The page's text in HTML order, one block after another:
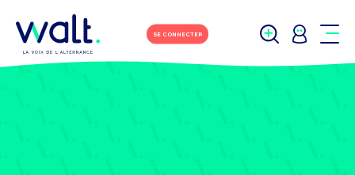
SE CONNECTER